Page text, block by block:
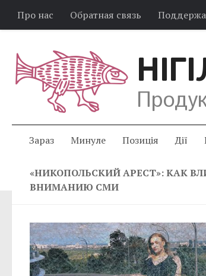
Про нас Обратная связь
Зараз Минуле Позиція Дії
«НИКОПОЛЬСКИЙ АРЕСТ»: КАК
ВНИМАНИЮ СМИ